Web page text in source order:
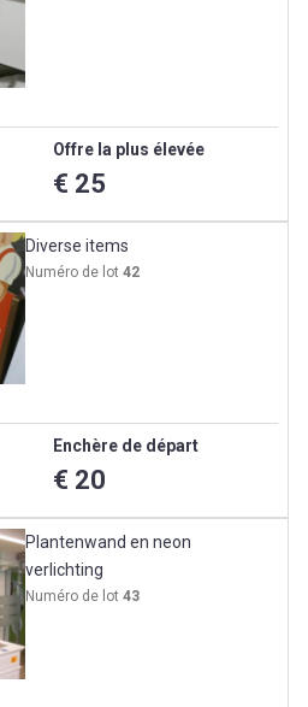
Offre la plus élevée
€ 25
Diverse items
Numéro de lot42
Enchère de départ
€ 20
Plantenwand en neon
verlichting
Numéro de lot43